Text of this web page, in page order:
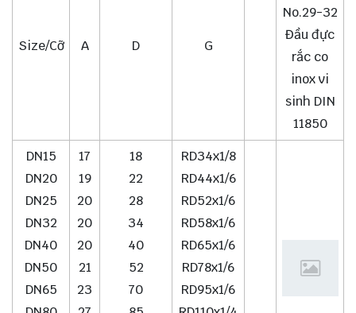
Size/Cỡ A D G
No.29-32
Đầu đực
rắc co
inox vi
sinh DIN
11850
DN15
DN20
DN25
DN32
DN40
DN50
DN65
17
19
20
20
20
21
23
18
22
28
34
40
52
70
RD34x1/8
RD44x1/6
RD52x1/6
RD58x1/6
RD65x1/6
RD78x1/6
RD95x1/6